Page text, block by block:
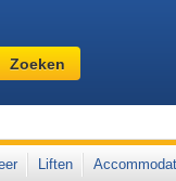
Skigebied,
Zoeken
Liften